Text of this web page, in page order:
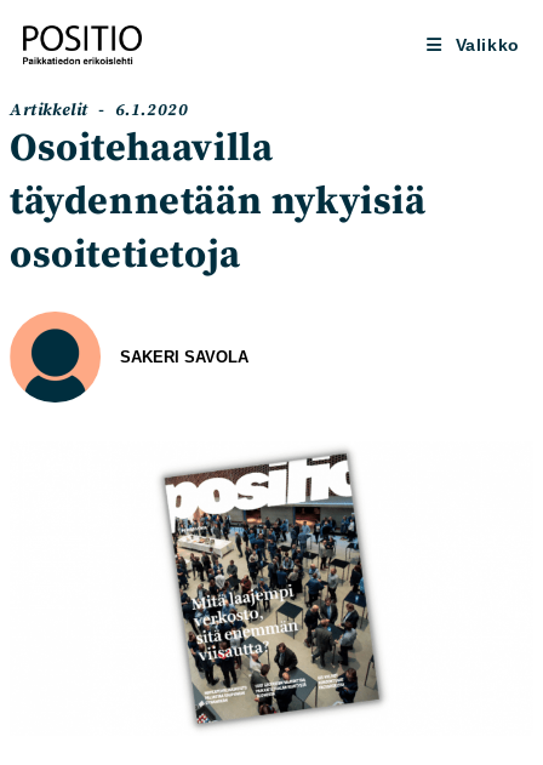
suoraan
sisältöön
Valikko
Artikkelin
kategoria:
Artikkelit
Artikkeli
julkaistu:
6.1.2020
Osoitehaavilla
täydennetään nykyisiä
osoitetietoja
Kirjoittaja
SAKERI SAVOLA